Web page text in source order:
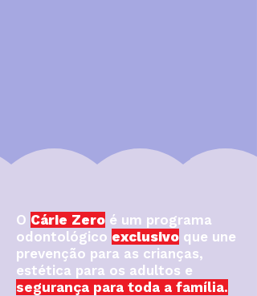
O Cárie Zero é um programa
odontológico exclusivo que une
prevenção para as crianças,
estética para os adultos e
segurança para toda a família.